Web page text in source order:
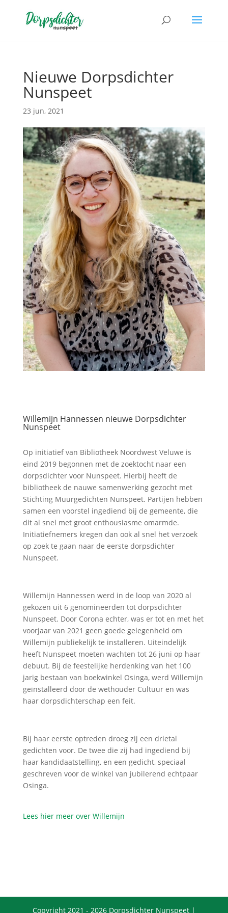
Nieuwe Dorpsdichter
Nunspeet
23 jun, 2021
Willemijn Hannessen nieuwe Dorpsdichter
Nunspeet
Op initiatief van Bibliotheek Noordwest Veluwe is
eind 2019 begonnen met de zoektocht naar een
dorpsdichter voor Nunspeet. Hierbij heeft de
bibliotheek de nauwe samenwerking gezocht met
Stichting Muurgedichten Nunspeet. Partijen hebben
samen een voorstel ingediend bij de gemeente, die
dit al snel met groot enthousiasme omarmde.
Initiatiefnemers kregen dan ook al snel het verzoek
op zoek te gaan naar de eerste dorpsdichter
Nunspeet.
Willemijn Hannessen werd in de loop van 2020 al
gekozen uit 6 genomineerden tot dorpsdichter
Nunspeet. Door Corona echter, was er tot en met het
voorjaar van 2021 geen goede gelegenheid om
Willemijn publiekelijk te installeren. Uiteindelijk
heeft Nunspeet moeten wachten tot 26 juni op haar
debuut. Bij de feestelijke herdenking van het 100
jarig bestaan van boekwinkel Osinga, werd Willemijn
geïnstalleerd door de wethouder Cultuur en was
haar dorpsdichterschap een feit.
Bij haar eerste optreden droeg zij een drietal
gedichten voor. De twee die zij had ingediend bij
haar kandidaatstelling, en een gedicht, speciaal
geschreven voor de winkel van jubilerend echtpaar
Osinga.
Lees hier meer over Willemijn
Copyright 2021 - 2026 Dorpsdichter Nunspeet |